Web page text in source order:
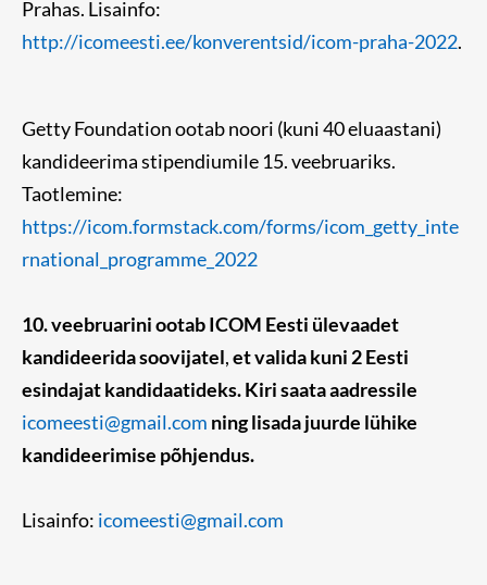
Prahas. Lisainfo:
http://icomeesti.ee/konverentsid/icom-praha-2022.
Getty Foundation ootab noori (kuni 40 eluaastani)
kandideerima stipendiumile 15. veebruariks.
Taotlemine:
https://icom.formstack.com/forms/icom_getty_inte
rnational_programme_2022
10. veebruarini ootab ICOM Eesti ülevaadet
kandideerida soovijatel,et valida kuni 2 Eesti
esindajat kandidaatideks. Kiri saata aadressile
icomeesti@gmail.com ning lisada juurde lühike
kandideerimise põhjendus.
Lisainfo: icomeesti@gmail.com